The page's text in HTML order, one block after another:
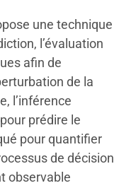
une technique
l’évaluation
afin de
de la
l’inférence
prédire le
pour quantifier
de décision
observable